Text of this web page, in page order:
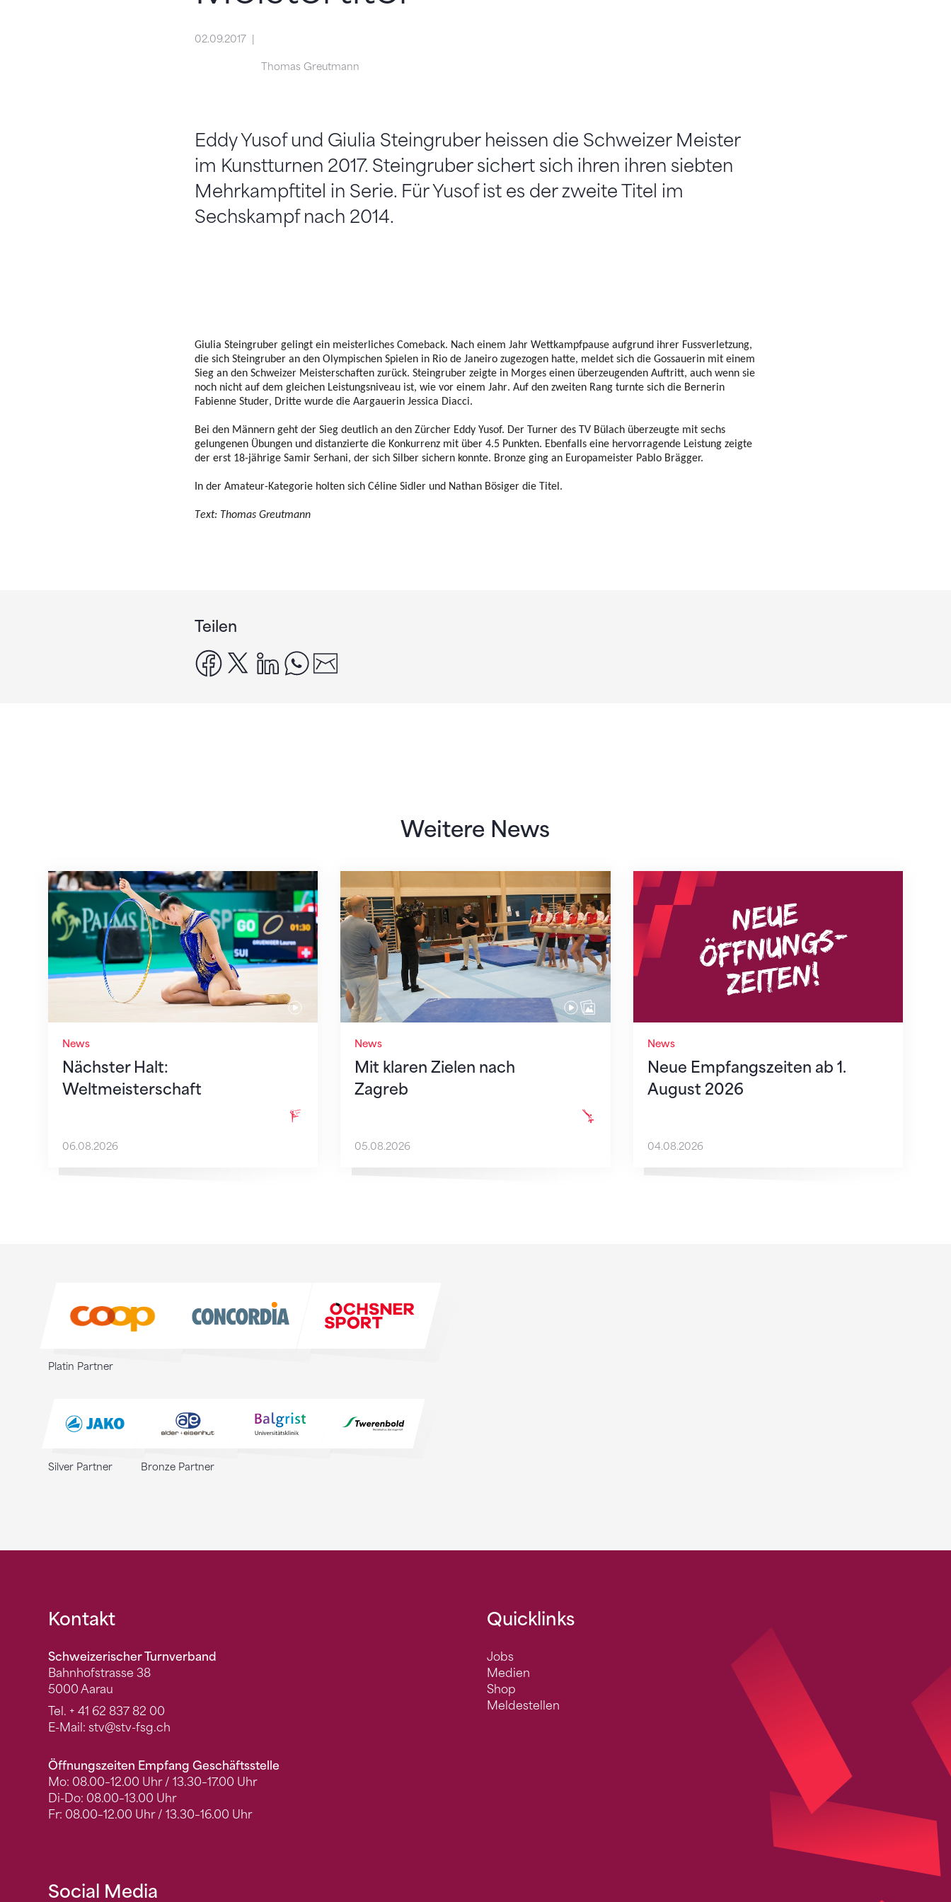
02.09.2017
Thomas Greutmann
Eddy Yusof und Giulia Steingruber heissen die Schweizer Meister
im Kunstturnen 2017. Steingruber sichert sich ihren ihren siebten
Mehrkampftitel in Serie. Für Yusof ist es der zweite Titel im
Sechskampf nach 2014.
Giulia Steingruber gelingt ein meisterliches Comeback. Nach einem Jahr Wettkampfpause aufgrund ihrer Fussverletzung,
die sich Steingruber an den Olympischen Spielen in Rio de Janeiro zugezogen hatte, meldet sich die Gossauerin mit einem
Sieg an den Schweizer Meisterschaften zurück. Steingruber zeigte in Morges einen überzeugenden Auftritt, auch wenn sie
noch nicht auf dem gleichen Leistungsniveau ist, wie vor einem Jahr. Auf den zweiten Rang turnte sich die Bernerin
Fabienne Studer, Dritte wurde die Aargauerin Jessica Diacci.
Bei den Männern geht der Sieg deutlich an den Zürcher Eddy Yusof. Der Turner des TV Bülach überzeugte mit sechs
gelungenen Übungen und distanzierte die Konkurrenz mit über 4.5 Punkten. Ebenfalls eine hervorragende Leistung zeigte
der erst 18-jährige Samir Serhani, der sich Silber sichern konnte. Bronze ging an Europameister Pablo Brägger.
In der Amateur-Kategorie holten sich Céline Sidler und Nathan Bösiger die Titel.
Text: Thomas Greutmann
Teilen
facebook
x linkedinwhatsapp
Weitere News
News
Nächster Halt:
Weltmeisterschaft
Nächster Halt: Weltmeisterschaft
06.08.2026
News
Mit klaren Zielen nach
Zagreb
Mit klaren Zielen nach Zagreb
05.08.2026
News
Neue Empfangszeiten ab 1.
August 2026
Neue Empfangszeiten ab 1. August 2026
04.08.2026
Platin Partner
Silver Partner Bronze Partner
Fusszeile
Kontakt
Schweizerischer Turnverband
Bahnhofstrasse 38
5000 Aarau
Tel. + 41 62 837 82 00
E-Mail: stv@stv-fsg.ch
Öffnungszeiten Empfang Geschäftsstelle
Mo: 08.00–12.00 Uhr / 13.30–17.00 Uhr
Di-Do: 08.00–13.00 Uhr
Fr: 08.00–12.00 Uhr / 13.30–16.00 Uhr
Quicklinks
Jobs
Medien
Shop
Meldestellen
Social Media